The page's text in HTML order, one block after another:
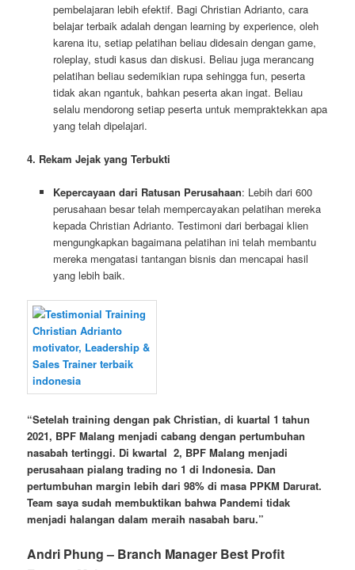
pembelajaran lebih efektif. Bagi Christian Adrianto, cara
belajar terbaik adalah dengan learning by experience, oleh
karena itu, setiap pelatihan beliau didesain dengan game,
roleplay, studi kasus dan diskusi. Beliau juga merancang
pelatihan beliau sedemikian rupa sehingga fun, peserta
tidak akan ngantuk, bahkan peserta akan ingat. Beliau
selalu mendorong setiap peserta untuk mempraktekkan apa
yang telah dipelajari.
4. Rekam Jejak yang Terbukti
Kepercayaan dari Ratusan Perusahaan: Lebih dari 600
perusahaan besar telah mempercayakan pelatihan mereka
kepada Christian Adrianto. Testimoni dari berbagai klien
mengungkapkan bagaimana pelatihan ini telah membantu
mereka mengatasi tantangan bisnis dan mencapai hasil
yang lebih baik.
“Setelah training dengan pak Christian, di kuartal 1 tahun
2021, BPF Malang menjadi cabang dengan pertumbuhan
nasabah tertinggi. Di kwartal 2, BPF Malang menjadi
perusahaan pialang trading no 1 di Indonesia. Dan
pertumbuhan margin lebih dari 98% di masa PPKM Darurat.
Team saya sudah membuktikan bahwa Pandemi tidak
menjadi halangan dalam meraih nasabah baru.”
Andri Phung – Branch Manager Best Profit